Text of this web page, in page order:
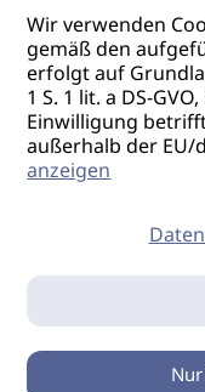
Wir verwenden
gemäß den
erfolgt auf
1 S. 1 lit. a DS-
Einwilligung
außerhalb der EU/
anzeigen